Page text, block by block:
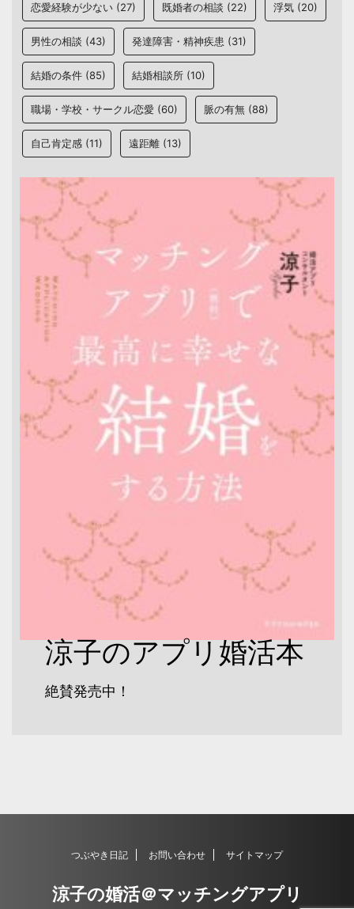
恋愛経験が少ない (27) 既婚者の相談 (22) 浮気 (20)
男性の相談 (43) 発達障害・精神疾患 (31)
結婚の条件 (85) 結婚相談所 (10)
職場・学校・サークル恋愛 (60) 脈の有無 (88)
自己肯定感 (11) 遠距離 (13)
涼子のアプリ婚活本
絶賛発売中！
つぶやき日記 お問い合わせ サイトマップ
涼子の婚活＠マッチングアプリ